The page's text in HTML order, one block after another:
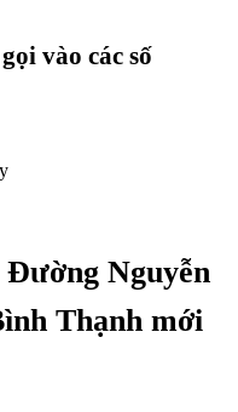
vào các số
Đường Nguyễn
Thạnh mới